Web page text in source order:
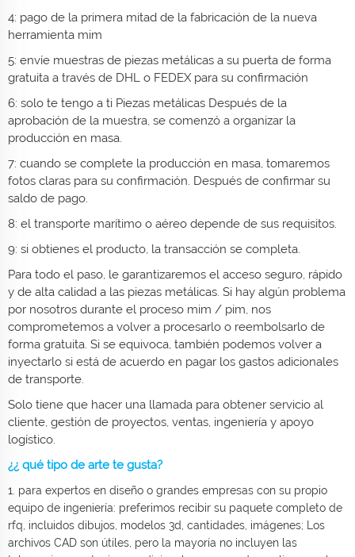
4: pago de la primera mitad de la fabricación de la nueva
herramienta mim
5: envíe muestras de piezas metálicas a su puerta de forma
gratuita a través de DHL o FEDEX para su confirmación
6: solo te tengo a ti Piezas metálicas Después de la
aprobación de la muestra, se comenzó a organizar la
producción en masa.
7: cuando se complete la producción en masa, tomaremos
fotos claras para su confirmación. Después de confirmar su
saldo de pago.
8: el transporte marítimo o aéreo depende de sus requisitos.
9: si obtienes el producto, la transacción se completa.
Para todo el paso, le garantizaremos el acceso seguro, rápido
y de alta calidad a las piezas metálicas. Si hay algún problema
por nosotros durante el proceso mim / pim, nos
comprometemos a volver a procesarlo o reembolsarlo de
forma gratuita. Si se equivoca, también podemos volver a
inyectarlo si está de acuerdo en pagar los gastos adicionales
de transporte.
Solo tiene que hacer una llamada para obtener servicio al
cliente, gestión de proyectos, ventas, ingeniería y apoyo
logístico.
¿¿ qué tipo de arte te gusta?
1. para expertos en diseño o grandes empresas con su propio
equipo de ingeniería: preferimos recibir su paquete completo de
rfq, incluidos dibujos, modelos 3d, cantidades, imágenes; Los
archivos CAD son útiles, pero la mayoría no incluyen las